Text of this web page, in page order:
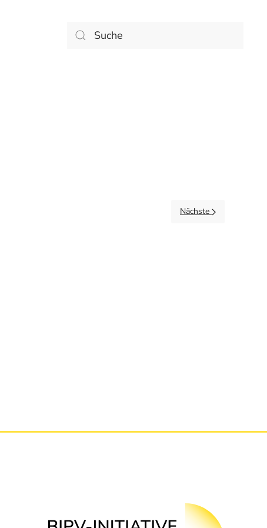
Nächste